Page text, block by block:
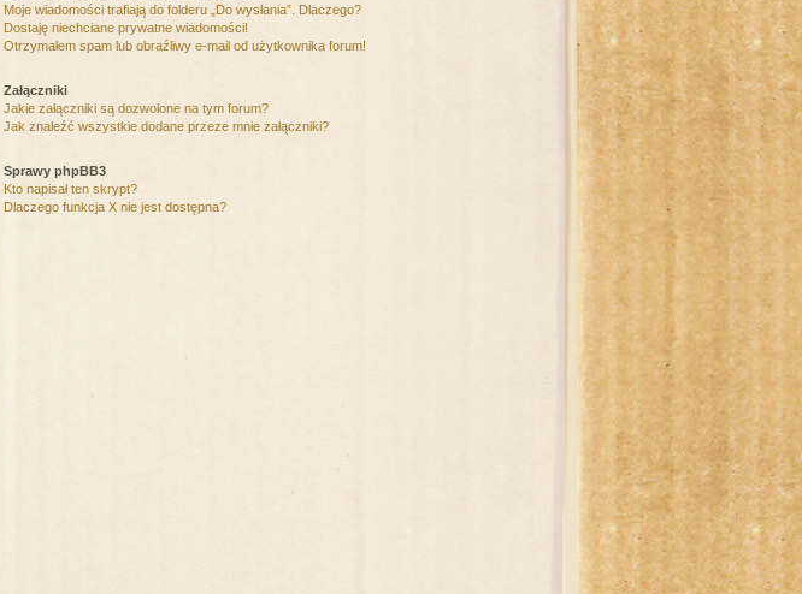
Moje wiadomości trafiają do folderu „Do wysłania”. Dlaczego?
Dostaję niechciane prywatne wiadomości!
Otrzymałem spam lub obraźliwy e-mail od użytkownika forum!
Załączniki
Jakie załączniki są dozwolone na tym forum?
Jak znaleźć wszystkie dodane przeze mnie załączniki?
Sprawy phpBB3
Kto napisał ten skrypt?
Dlaczego funkcja X nie jest dostępna?